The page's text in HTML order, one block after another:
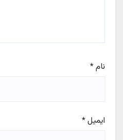
نام*
ایمیل*